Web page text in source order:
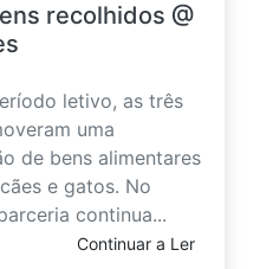
recolhidos @
letivo, as três
uma
de bens alimentares
e gatos. No
continua...
Continuar a Ler